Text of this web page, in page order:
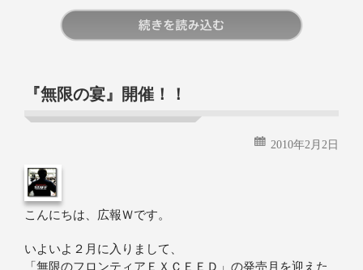
『無限の宴』開催！！
2010年2月2日
こんにちは、広報Ｗです。
いよいよ２月に入りまして、
「無限のフロンティアＥＸＣＥＥＤ」の発売月を迎えた